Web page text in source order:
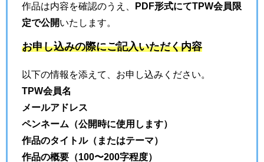
作品は内容を確認のうえ、
PDF形式にてTPW会員限
定で公開いたします。
お申し込みの際にご記入いただく内容
以下の情報を添えて、お申し込みください。
TPW会員名
メールアドレス
ペンネーム（公開時に使用します）
作品のタイトル（またはテーマ）
作品の概要（100〜200字程度）